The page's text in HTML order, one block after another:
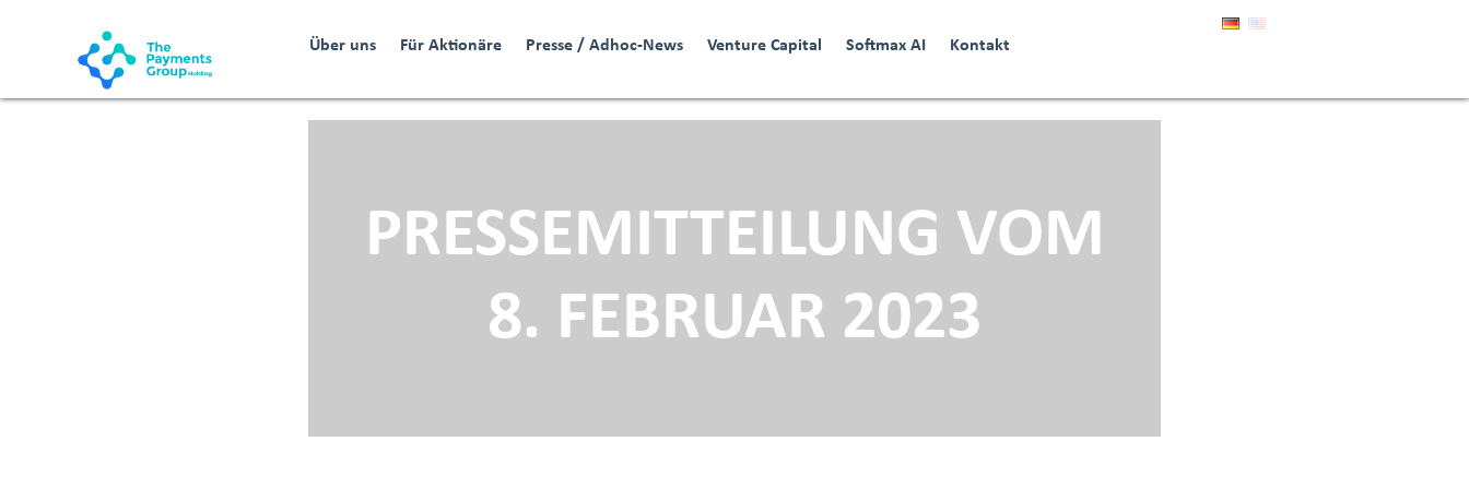
Über uns Für Aktionäre Presse / Adhoc-News Venture Capital Softmax AI Kontakt
PRESSEMITTEILUNG VOM
8. FEBRUAR 2023